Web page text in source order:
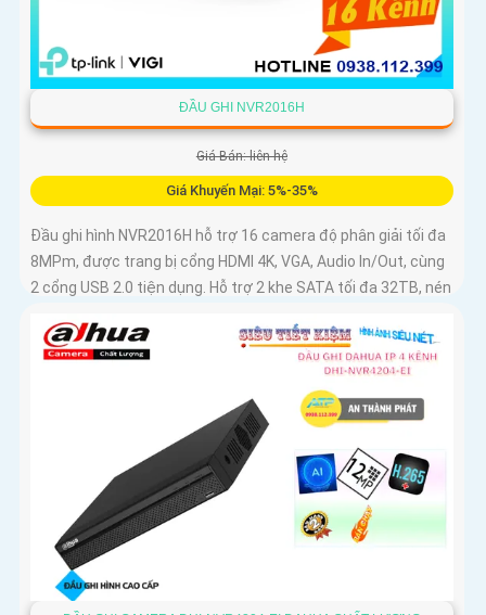
ĐẦU GHI NVR2016H
Giá Bán: liên hệ
Giá Khuyến Mại: 5%-35%
Đầu ghi hình NVR2016H hỗ trợ 16 camera độ phân giải tối đa
8MPm, được trang bị cổng HDMI 4K, VGA, Audio In/Out, cùng
2 cổng USB 2.0 tiện dụng. Hỗ trợ 2 khe SATA tối đa 32TB, nén